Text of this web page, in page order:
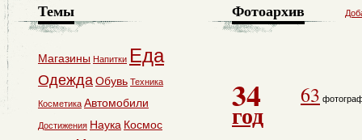
Фотоархив
34
год
63
Темы
Магазины Напитки Еда
ОдеждаОбувь Техника
Косметика Автомобили
Достижения Наука Космос